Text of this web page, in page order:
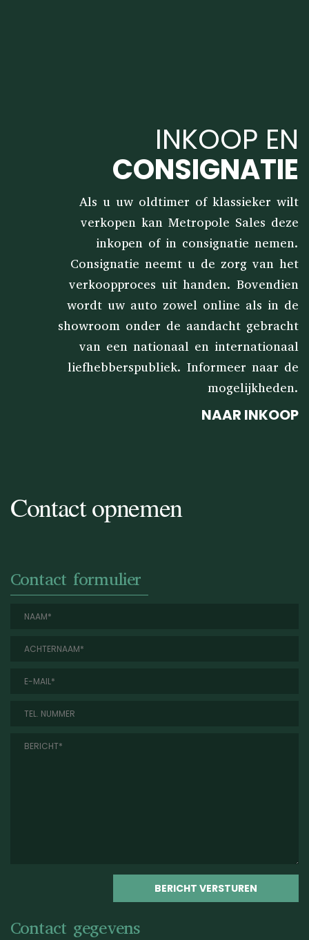
INKOOP EN
CONSIGNATIE
Als u uw oldtimer of klassieker wilt
verkopen kan Metropole Sales deze
inkopen of in consignatie nemen.
Consignatie neemt u de zorg van het
verkoopproces uit handen. Bovendien
wordt uw auto zowel online als in de
showroom onder de aandacht gebracht
van een nationaal en internationaal
liefhebberspubliek. Informeer naar de
mogelijkheden.
NAAR INKOOP
Contact opnemen
Contact formulier
Contact gegevens